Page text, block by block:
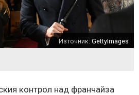
Източник: GettyImages
контрол над франчайза